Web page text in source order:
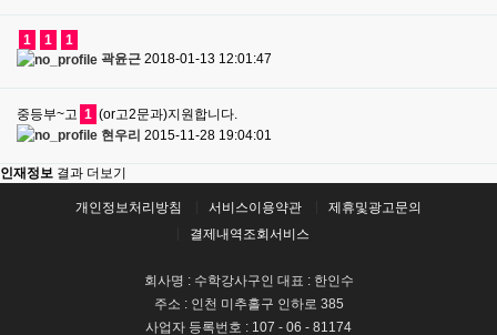
1 1
1
곽윤근 2018-01-13 12:01:47
중등부~고 1 (or고2문과)지원합니다.
현우리 2015-11-28 19:04:01
인재정보 결과 더보기
개인정보처리방침 서비스이용약관
제휴및광고문의
결제내역조회서비스
회사명 : 수학강사구인 대표 : 한인수
주소 : 인천 미추홀구 인하로 385
사업자 등록번호 : 107 - 06 - 81174